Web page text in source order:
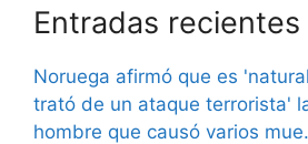
Entradas recientes
Noruega afirmó que es
trató de un ataque terrorista'
hombre que causó varios